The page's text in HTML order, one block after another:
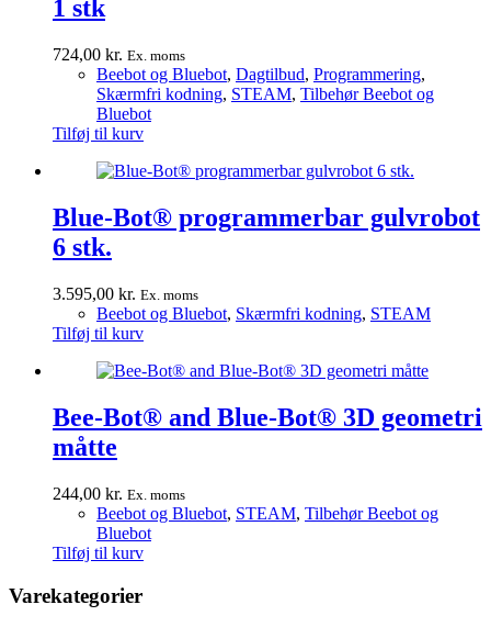
1 stk
724,00 kr. Ex. moms
Beebot og Bluebot, Dagtilbud, Programmering,
Skærmfri kodning, STEAM, Tilbehør Beebot og
Bluebot
Tilføj til kurv
Blue-Bot® programmerbar gulvrobot
6 stk.
3.595,00 kr. Ex. moms
Beebot og Bluebot, Skærmfri kodning, STEAM
Tilføj til kurv
Bee-Bot® and Blue-Bot® 3D geometri
måtte
244,00 kr. Ex. moms
Beebot og Bluebot, STEAM, Tilbehør Beebot og
Bluebot
Tilføj til kurv
Varekategorier